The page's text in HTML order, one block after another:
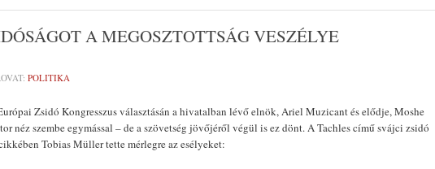
A MEGOSZTOTTSÁG VESZÉLYE
POLITIKA
Zsidó Kongresszus választásán a hivatalban lévő elnök, Ariel Muzicant és elődje, Moshe
néz szembe egymással – de a szövetség jövőjéről végül is ez dönt. A Tachles című svájci zsidó
Tobias Müller tette mérlegre az esélyeket: